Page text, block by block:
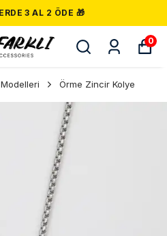
3 AL 2 ÖDE 🎁
0
Örme Zincir Kolye